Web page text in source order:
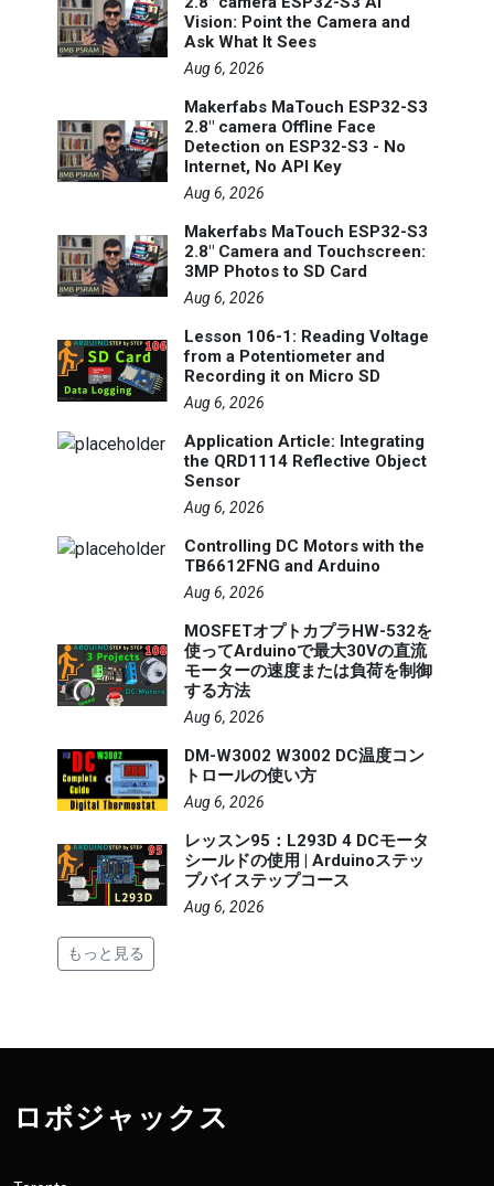
Vision: Point the Camera and
Ask What It Sees
Aug 6, 2026
Makerfabs MaTouch ESP32-S3
2.8" camera Offline Face
Detection on ESP32-S3 - No
Internet, No API Key
Aug 6, 2026
Makerfabs MaTouch ESP32-S3
2.8" Camera and Touchscreen:
3MP Photos to SD Card
Aug 6, 2026
Lesson 106-1: Reading Voltage
from a Potentiometer and
Recording it on Micro SD
Aug 6, 2026
Application Article: Integrating
the QRD1114 Reflective Object
Sensor
Aug 6, 2026
Controlling DC Motors with the
TB6612FNG and Arduino
Aug 6, 2026
MOSFETオプトカプラHW-532を
使ってArduinoで最大30Vの直流
モーターの速度または負荷を制御
する方法
Aug 6, 2026
DM-W3002 W3002 DC温度コン
トロールの使い方
Aug 6, 2026
レッスン95：L293D 4 DCモータ
シールドの使用 | Arduinoステッ
プバイステップコース
Aug 6, 2026
もっと見る
ロボジャックス